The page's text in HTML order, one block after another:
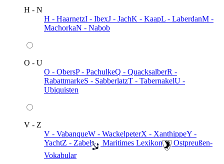
H - N
H - HaarnetzI - IbexJ - JachK - KaapL - LaberdanM -
MachorkaN - Nabob
O - U
O - ObersP - PachulkeQ - QuacksalberR -
RabattmarkeS - SabberlatzT - TabernakelU -
Ubiquisten
V - Z
V - VabanqueW - WackelpeterX - XanthippeY -
YachtZ - Zabel ️ Maritimes Lexikon
️ Ostpreußen-
Vokabular